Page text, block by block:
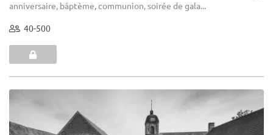
anniversaire, bâptème, communion, soirée de gala...
40-500